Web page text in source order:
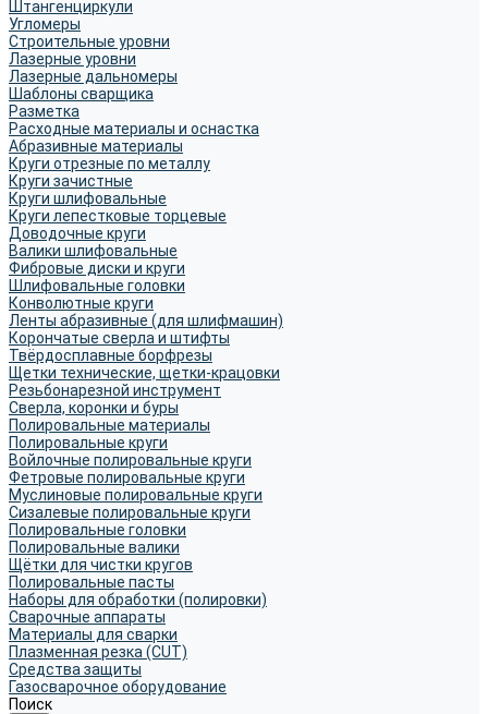
Штангенциркули
Угломеры
Строительные уровни
Лазерные уровни
Лазерные дальномеры
Шаблоны сварщика
Разметка
Расходные материалы и оснастка
Абразивные материалы
Круги отрезные по металлу
Круги зачистные
Круги шлифовальные
Круги лепестковые торцевые
Доводочные круги
Валики шлифовальные
Фибровые диски и круги
Шлифовальные головки
Конволютные круги
Ленты абразивные (для шлифмашин)
Корончатые сверла и штифты
Твёрдосплавные борфрезы
Щетки технические, щетки-крацовки
Резьбонарезной инструмент
Сверла, коронки и буры
Полировальные материалы
Полировальные круги
Войлочные полировальные круги
Фетровые полировальные круги
Муслиновые полировальные круги
Cизалевые полировальные круги
Полировальные головки
Полировальные валики
Щётки для чистки кругов
Полировальные пасты
Наборы для обработки (полировки)
Сварочные аппараты
Материалы для сварки
Плазменная резка (CUT)
Средства защиты
Газосварочное оборудование
Поиск